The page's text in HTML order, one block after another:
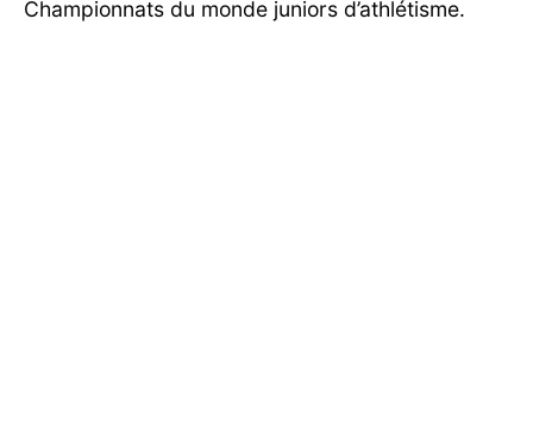
Championnats du monde juniors d’athlétisme.